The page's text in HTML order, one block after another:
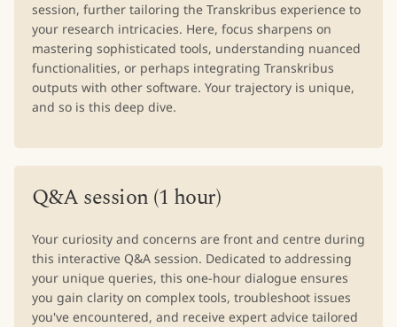
session, further tailoring the Transkribus experience to
your research intricacies. Here, focus sharpens on
mastering sophisticated tools, understanding nuanced
functionalities, or perhaps integrating Transkribus
outputs with other software. Your trajectory is unique,
and so is this deep dive.
Q&A session (1 hour)
Your curiosity and concerns are front and centre during
this interactive Q&A session. Dedicated to addressing
your unique queries, this one-hour dialogue ensures
you gain clarity on complex tools, troubleshoot issues
you've encountered, and receive expert advice tailored